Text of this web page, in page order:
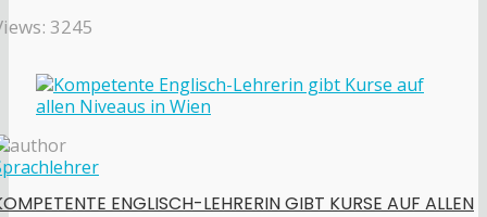
3245
ENGLISCH-LEHRERIN GIBT KURSE AUF ALLEN